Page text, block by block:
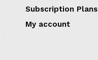
Subscription Plans
My account